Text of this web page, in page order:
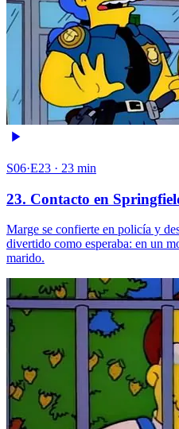
S06·E23 · 23 min
23. Contacto en
Marge se confierte en policía y
divertido como esperaba: en un
marido.